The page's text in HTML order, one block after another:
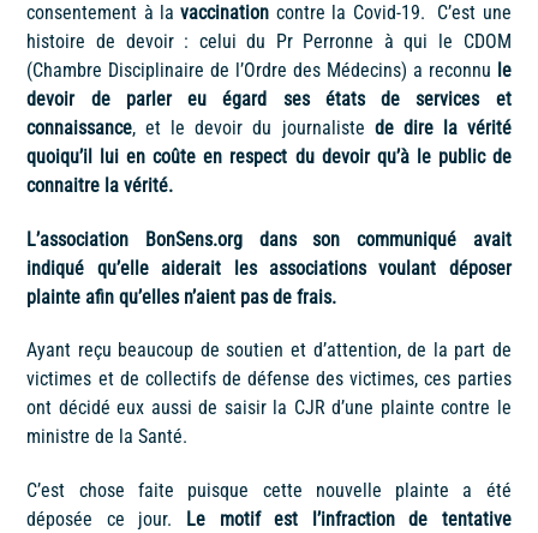
consentement à la vaccination contre la Covid-19. C’est une
histoire de devoir : celui du Pr Perronne à qui le CDOM
(Chambre Disciplinaire de l’Ordre des Médecins) a reconnu le
devoir de parler eu égard ses états de services et
connaissance, et le devoir du journaliste de dire la vérité
quoiqu’il lui en coûte en respect du devoir qu’à le public de
connaitre la vérité.
L’association BonSens.org dans son communiqué avait
indiqué qu’elle aiderait les associations voulant déposer
plainte afin qu’elles n’aient pas de frais.
Ayant reçu beaucoup de soutien et d’attention, de la part de
victimes et de collectifs de défense des victimes, ces parties
ont décidé eux aussi de saisir la CJR d’une plainte contre le
ministre de la Santé.
C’est chose faite puisque cette nouvelle plainte a été
déposée ce jour. Le motif est l’infraction de tentative